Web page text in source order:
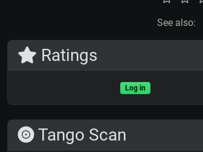
See also:
Ratings
Log in
Tango Scan